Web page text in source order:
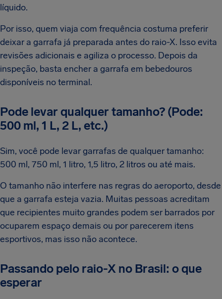
líquido.
Por isso, quem viaja com frequência costuma preferir
deixar a garrafa já preparada antes do raio-X. Isso evita
revisões adicionais e agiliza o processo. Depois da
inspeção, basta encher a garrafa em bebedouros
disponíveis no terminal.
Pode levar qualquer tamanho? (Pode:
500 ml, 1 L, 2 L, etc.)
Sim, você pode levar garrafas de qualquer tamanho:
500 ml, 750 ml, 1 litro, 1,5 litro, 2 litros ou até mais.
O tamanho não interfere nas regras do aeroporto, desde
que a garrafa esteja vazia. Muitas pessoas acreditam
que recipientes muito grandes podem ser barrados por
ocuparem espaço demais ou por parecerem itens
esportivos, mas isso não acontece.
Passando pelo raio-X no Brasil: o que
esperar